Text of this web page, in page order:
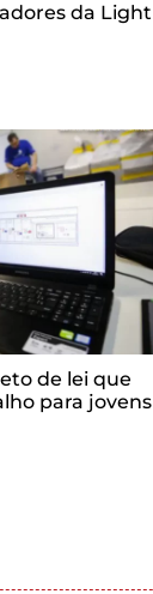
da Light
de lei que
para jovens